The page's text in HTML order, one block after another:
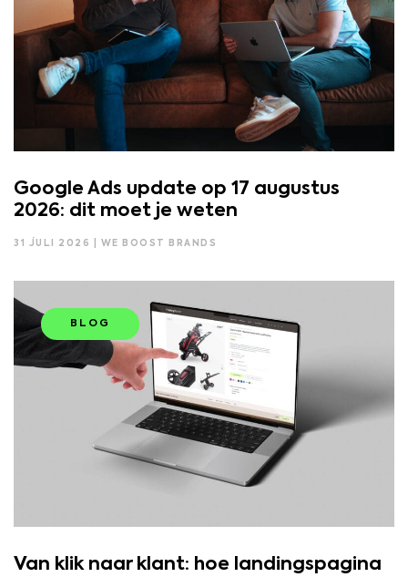
Google Ads update op 17 augustus
2026: dit moet je weten
31 JULI 2026 | WE BOOST BRANDS
BLOG
Van klik naar klant: hoe landingspagina